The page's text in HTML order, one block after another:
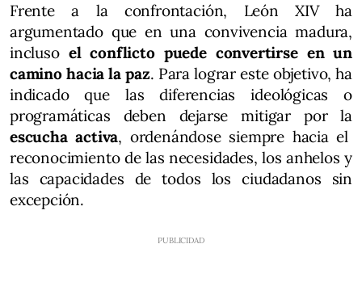
Frente a la confrontación, León XIV ha
argumentado que en una convivencia madura,
incluso el conflicto puede convertirse en un
camino hacia la paz. Para lograr este objetivo, ha
indicado que las diferencias ideológicas o
programáticas deben dejarse mitigar por la
escucha activa, ordenándose siempre hacia el
reconocimiento de las necesidades, los anhelos y
las capacidades de todos los ciudadanos sin
excepción.